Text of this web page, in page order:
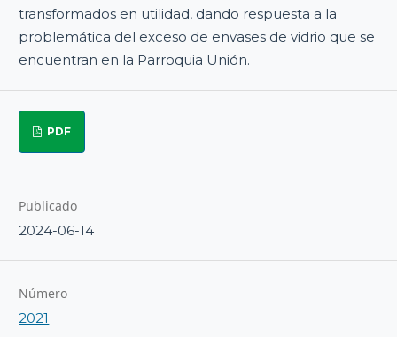
transformados en utilidad, dando respuesta a la
problemática del exceso de envases de vidrio que se
encuentran en la Parroquia Unión.
PDF
Publicado
2024-06-14
Número
2021